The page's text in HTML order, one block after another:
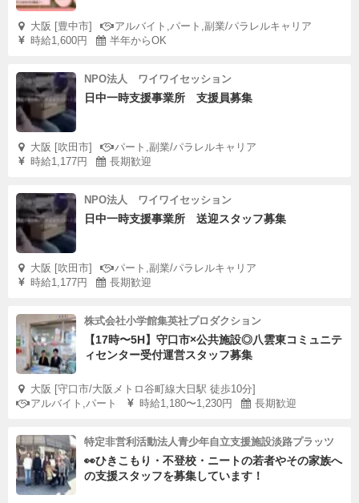
大阪 [豊中市]
アルバイト,パート,副業/パラレルキャリア
時給1,600円
半年からOK
NPO法人 ワイワイセッション
日中一時支援事業所 支援員募集
大阪 [吹田市]
パート,副業/パラレルキャリア
時給1,177円
長期歓迎
NPO法人 ワイワイセッション
日中一時支援事業所 送迎スタッフ募集
大阪 [吹田市]
パート,副業/パラレルキャリア
時給1,177円
長期歓迎
株式会社小学館集英社プロダクション
【17時〜5H】守口市×公共施設◎八雲東コミュニテ
ィセンター受付運営スタッフ募集
大阪 [守口市/大阪メトロ谷町線大日駅 徒歩10分]
アルバイト,パート
時給1,180〜1,230円 長期歓迎
特定非営利活動法人青少年自立支援施設淡路プラッツ
👀ひきこもり・不登校・ニートの若者やその家族へ
の支援スタッフを募集しています！